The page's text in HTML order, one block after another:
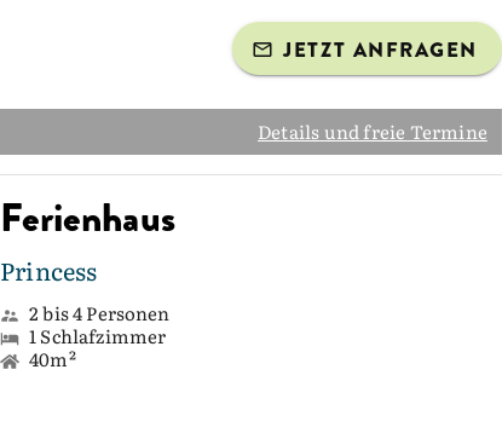
JETZT ANFRAGEN
Details und freie Termine
Ferienhaus
Princess
2 bis 4 Personen
1 Schlafzimmer
40m²